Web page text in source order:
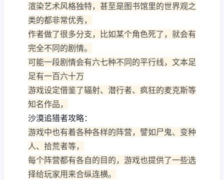
渲染艺术风格独特，甚至是图书馆里的世界观之
类的都非常优秀，
作者做了很多分支，比如某个角色死了，就会有
完全不同的剧情。
可能一段剧情会有六七种不同的平行线，文本足
足有一百六十万
游戏设定借鉴了辐射、潜行者、疯狂的麦克斯等
知名作品，
沙漠追猎者攻略：
游戏中也有着各种各样的阵营，譬如尸鬼、变种
人、拾荒者等，
每个阵营都有各自的目的，游戏也提供了一些选
择给玩家用来合纵连横。